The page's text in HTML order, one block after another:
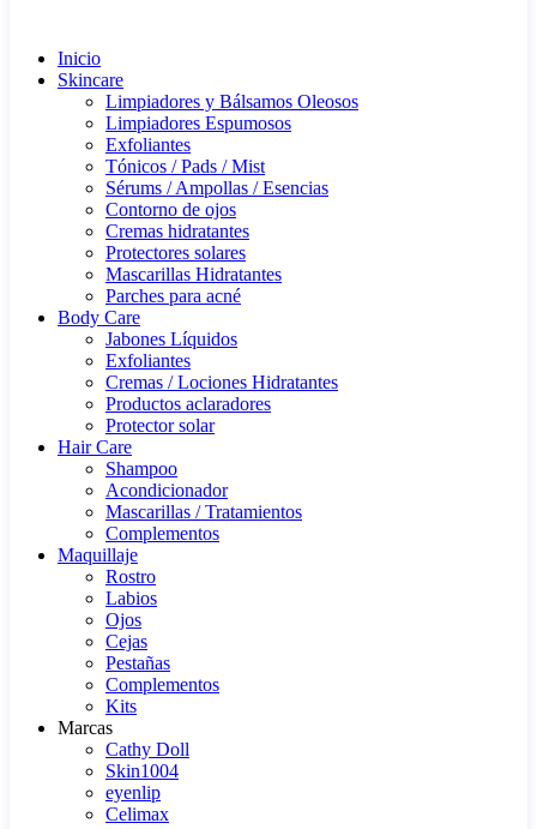
Inicio
Skincare
Limpiadores y Bálsamos Oleosos
Limpiadores Espumosos
Exfoliantes
Tónicos / Pads / Mist
Sérums / Ampollas / Esencias
Contorno de ojos
Cremas hidratantes
Protectores solares
Mascarillas Hidratantes
Parches para acné
Body Care
Jabones Líquidos
Exfoliantes
Cremas / Lociones Hidratantes
Productos aclaradores
Protector solar
Hair Care
Shampoo
Acondicionador
Mascarillas / Tratamientos
Complementos
Maquillaje
Rostro
Labios
Ojos
Cejas
Pestañas
Complementos
Kits
Marcas
Cathy Doll
Skin1004
eyenlip
Celimax